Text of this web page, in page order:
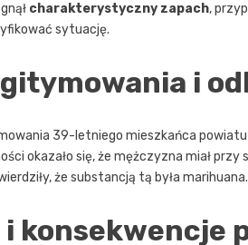
charakterystyczny zapach,
sytuację.
i
39-letniego mieszkańca
okazało się, że mężczyzna miał przy
że substancją tą była marihuana.
konsekwencje